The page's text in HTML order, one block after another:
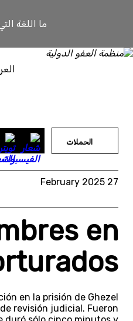
ما اللغة
الحملات
27 February 2025
en
en la prisión de Ghezel
revisión judicial. Fueron